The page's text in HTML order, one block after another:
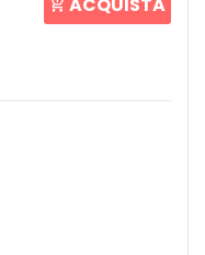
ACQUISTA